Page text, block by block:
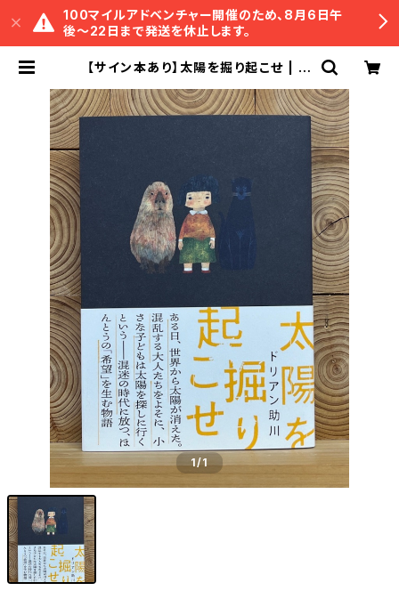
100マイルアドベンチャー開催のため、8月6日午
後〜22日まで発送を休止します。
【サイン本あり】太陽を掘り起こせ | 冒
1/1